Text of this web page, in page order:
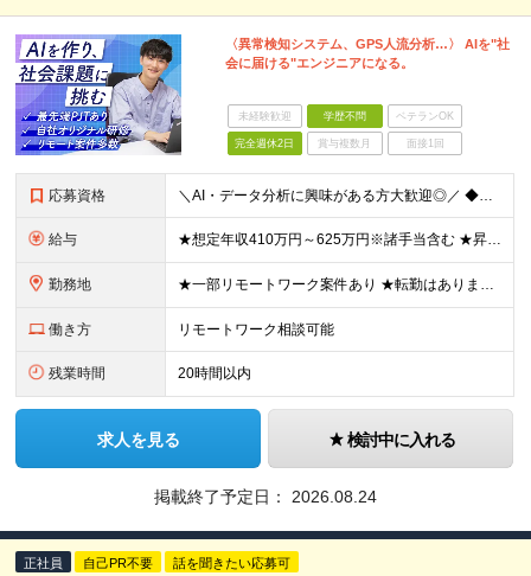
〈異常検知システム、GPS人流分析…〉 AIを"社
会に届ける"エンジニアになる。
未経験歓迎 学歴不問 ベテランOK
完全週休2日 賞与複数月 面接1回
応募資格 ＼AI・データ分析に興味がある方大歓迎◎／ ◆学歴不問 ◆Python、SQLの実務経験をお持ちの方 ┗データ抽出・加工、Web開発、分析業務等のご経験がある方 ＊「次への成長意欲」が何よりの武器に
給与 ★想定年収410万円～625万円※諸手当含む ★昇給年1回(25％アップの実績あり/当社では5％以上の昇給が7割ほどです) ★経験・能力を考慮の上で、加給・優遇します 月給30万円～50万円 ※経
勤務地 ★一部リモートワーク案件あり ★転勤はありません ★U・Iターン歓迎 東京・神奈川のプロジェクト拠点 または横浜オフィスでの勤務です。 ＜プロジェクト拠点について＞ ■東京23区内が7割 ■神奈川
働き方 リモートワーク相談可能
残業時間 20時間以内
求人を見る 検討中に入れる
掲載終了予定日： 2026.08.24
正社員 自己PR不要 話を聞きたい応募可